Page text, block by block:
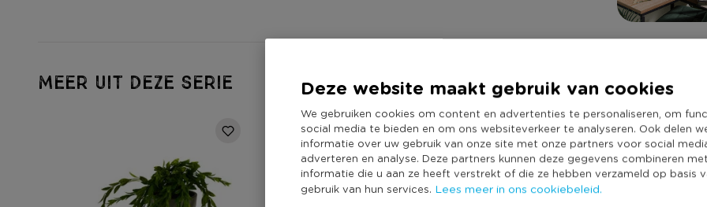
Deze website maakt gebruik van cookies
We gebruiken cookies om content en advertenties te personaliseren, om
social media te bieden en om ons websiteverkeer te analyseren. Ook delen
informatie over uw gebruik van onze site met onze partners voor social
adverteren en analyse. Deze partners kunnen deze gegevens combineren
informatie die u aan ze heeft verstrekt of die ze hebben verzameld op basis
gebruik van hun services. Lees meer in ons cookiebeleid.
MEER UIT DEZE SERIE